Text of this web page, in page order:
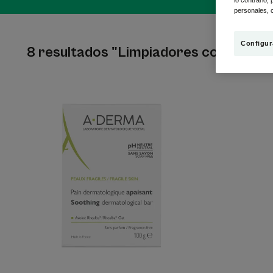
8 resultados "Limpiadores corporales"
calmante
personales,